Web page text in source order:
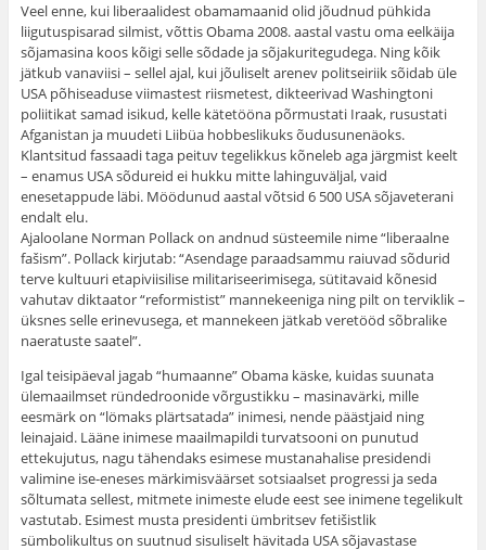
Veel enne, kui liberaalidest obamamaanid olid jõudnud pühkida
liigutuspisarad silmist, võttis Obama 2008. aastal vastu oma eelkäija
sõjamasina koos kõigi selle sõdade ja sõjakuritegudega. Ning kõik
jätkub vanaviisi – sellel ajal, kui jõuliselt arenev politseiriik sõidab üle
USA põhiseaduse viimastest riismetest, dikteerivad Washingtoni
poliitikat samad isikud, kelle kätetööna põrmustati Iraak, rusustati
Afganistan ja muudeti Liibüa hobbeslikuks õudusunenäoks.
Klantsitud fassaadi taga peituv tegelikkus kõneleb aga järgmist keelt
– enamus USA sõdureid ei hukku mitte lahinguväljal, vaid
enesetappude läbi. Möödunud aastal võtsid 6 500 USA sõjaveterani
endalt elu.
Ajaloolane Norman Pollack on andnud süsteemile nime “liberaalne
fašism”. Pollack kirjutab: “Asendage paraadsammu raiuvad sõdurid
terve kultuuri etapiviisilise militariseerimisega, sütitavaid kõnesid
vahutav diktaator “reformistist” mannekeeniga ning pilt on terviklik –
üksnes selle erinevusega, et mannekeen jätkab veretööd sõbralike
naeratuste saatel”.
Igal teisipäeval jagab “humaanne” Obama käske, kuidas suunata
ülemaailmset ründedroonide võrgustikku – masinavärki, mille
eesmärk on “lömaks plärtsatada” inimesi, nende päästjaid ning
leinajaid. Lääne inimese maailmapildi turvatsooni on punutud
ettekujutus, nagu tähendaks esimese mustanahalise presidendi
valimine ise-eneses märkimisväärset sotsiaalset progressi ja seda
sõltumata sellest, mitmete inimeste elude eest see inimene tegelikult
vastutab. Esimest musta presidenti ümbritsev fetišistlik
sümbolikultus on suutnud sisuliselt hävitada USA sõjavastase